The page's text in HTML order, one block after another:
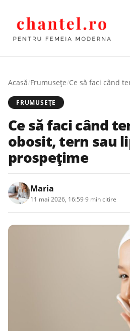
Acasă/Frumusețe/
FRUMUSEȚE
Ce să faci când
obosit, tern sau
prospețime
Maria
11 mai 2026, 16:599 min citire